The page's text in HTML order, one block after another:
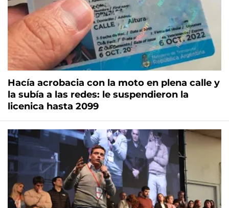
Hacía acrobacia con la moto en plena calle y
la subía a las redes: le suspendieron la
licenica hasta 2099